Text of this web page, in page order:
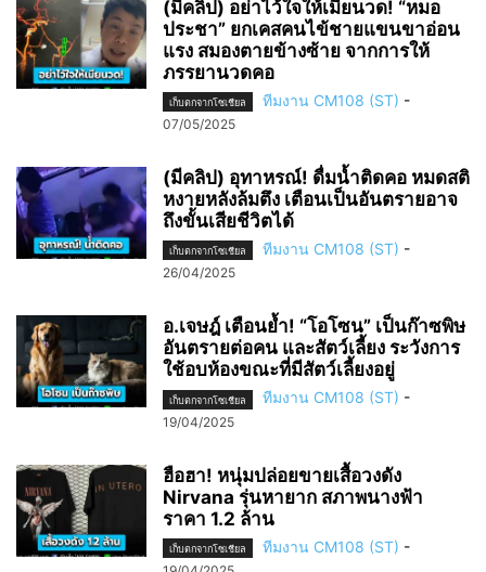
(มีคลิป) อย่าไว้ใจให้เมียนวด! “หมอ
ประชา” ยกเคสคนไข้ชายแขนขาอ่อน
แรง สมองตายข้างซ้าย จากการให้
ภรรยานวดคอ
เก็บตกจากโซเชียล ทีมงาน CM108 (ST) -
07/05/2025
(มีคลิป) อุทาหรณ์! ดื่มน้ำติดคอ หมดสติ
หงายหลังล้มตึง เตือนเป็นอันตรายอาจ
ถึงขั้นเสียชีวิตได้
เก็บตกจากโซเชียล ทีมงาน CM108 (ST) -
26/04/2025
อ.เจษฎ์ เตือนย้ำ! “โอโซน” เป็นก๊าซพิษ
อันตรายต่อคน และสัตว์เลี้ยง ระวังการ
ใช้อบห้องขณะที่มีสัตว์เลี้ยงอยู่
เก็บตกจากโซเชียล ทีมงาน CM108 (ST) -
19/04/2025
ฮือฮา! หนุ่มปล่อยขายเสื้อวงดัง
Nirvana รุ่นหายาก สภาพนางฟ้า
ราคา 1.2 ล้าน
เก็บตกจากโซเชียล ทีมงาน CM108 (ST) -